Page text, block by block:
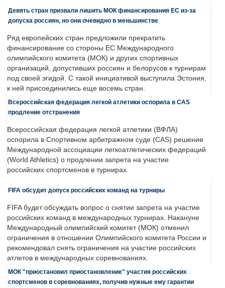
Девять стран призвали лишить МОК финансирования ЕС из-за
допуска россиян, но они очевидно в меньшинстве
Ряд европейских стран предложили прекратить
финансирование со стороны ЕС Международного
олимпийского комитета (МОК) и других спортивных
организаций, допустивших россиян и белорусов к турнирам
под своей эгидой. С такой инициативой выступила Эстония,
к ней присоединились еще восемь стран.
Всероссийская федерация легкой атлетики оспорила в CAS
продление отстранения
Всероссийская федерация легкой атлетики (ВФЛА)
оспорила в Спортивном арбитражном суде (CAS) решение
Международной ассоциации легкоатлетических федераций
(World Athletics) о продлении запрета на участие
российских спортсменов в турнирах.
FIFA обсудит допуск российских команд на турниры
FIFA будет обсуждать вопрос о снятии запрета на участие
российских команд в международных турнирах. Накануне
Международный олимпийский комитет (МОК) отменил
ограничения в отношении Олимпийского комитета России и
рекомендовал снять ограничения на участие российских
атлетов в международных соревнованиях.
МОК "приостановил приостановление" участия российских
спортсменов в соревнованиях, получив нужные ему гарантии